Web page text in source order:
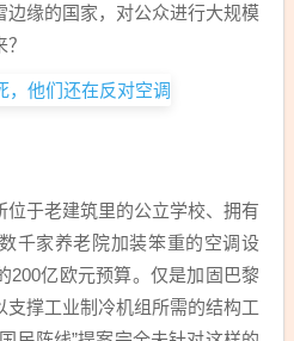
边缘的国家，对公众进行大规模
于老建筑里的公立学校、拥有
千家养老院加装笨重的空调设
200亿欧元预算。仅是加固巴黎
撑工业制冷机组所需的结构工